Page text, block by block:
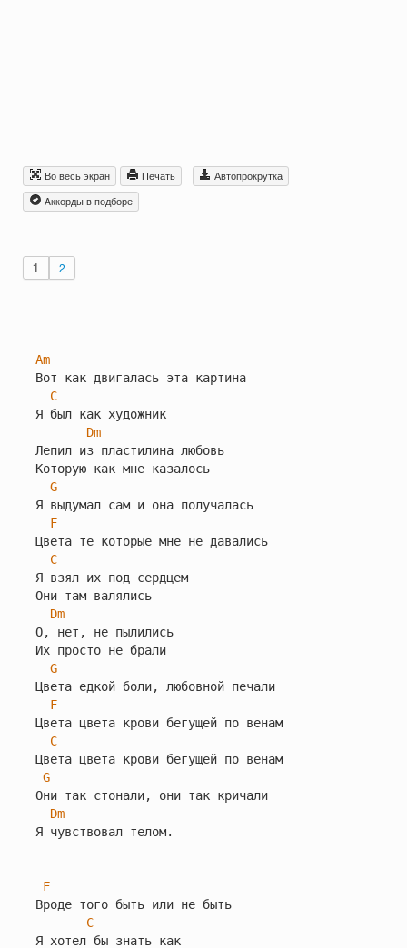
Во весь экран Печать
Автопрокрутка
Aккорды в подборе
1 2
Am
Вот как двигалась эта картина
C
Я был как художник
Dm
Лепил из пластилина любовь
Которую как мне казалось
G
Я выдумал сам и она получалась
F
Цвета те которые мне не давались
C
Я взял их под сердцем
Они там валялись
Dm
О, нет, не пылились
Их просто не брали
G
Цвета едкой боли, любовной печали
F
Цвета цвета крови бегущей по венам
C
Цвета цвета крови бегущей по венам
G
Они так стонали, они так кричали
Dm
Я чувствовал телом.
F
Вроде того быть или не быть
C
Я хотел бы знать как